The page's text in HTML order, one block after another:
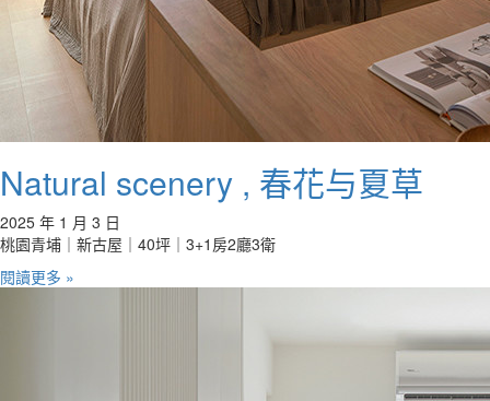
Natural scenery , 春花与夏草
2025 年 1 月 3 日
桃園青埔｜新古屋｜40坪｜3+1房2廳3衛
閱讀更多 »